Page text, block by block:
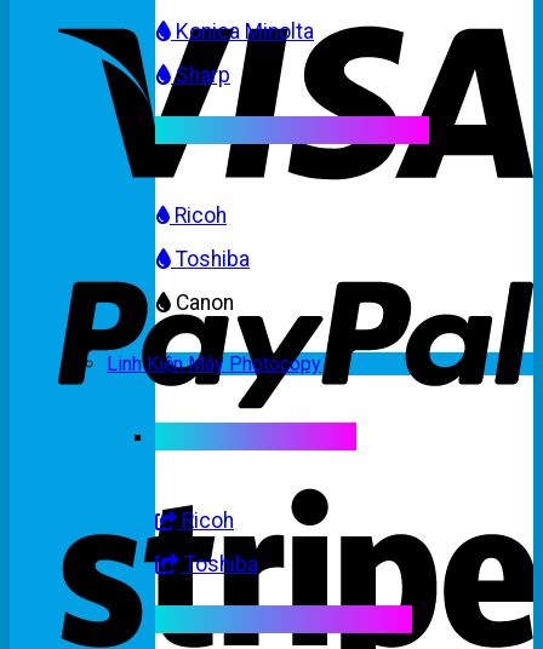
Konica Minolta
Sharp
Ricoh
Toshiba
Canon
Linh Kiện Máy Photocopy
Ricoh
Toshiba